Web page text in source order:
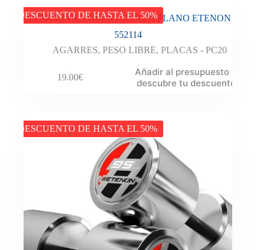
DESCUENTO DE HASTA EL 50%
AGARRE DE POLEA CUERDA PLANO ETENON
552114
AGARRES,PESO LIBRE,PLACAS - PC20
19.00€
Añadir al presupuesto y
descubre tu descuento
DESCUENTO DE HASTA EL 50%